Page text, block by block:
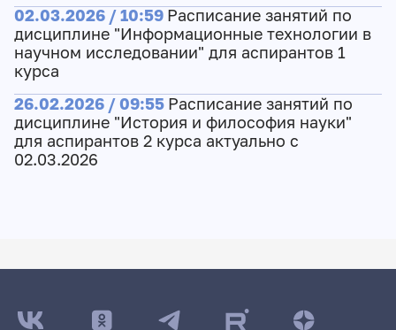
02.03.2026 / 10:59 Расписание занятий по
дисциплине "Информационные технологии в
научном исследовании" для аспирантов 1
курса
26.02.2026 / 09:55 Расписание занятий по
дисциплине "История и философия науки"
для аспирантов 2 курса актуально с
02.03.2026